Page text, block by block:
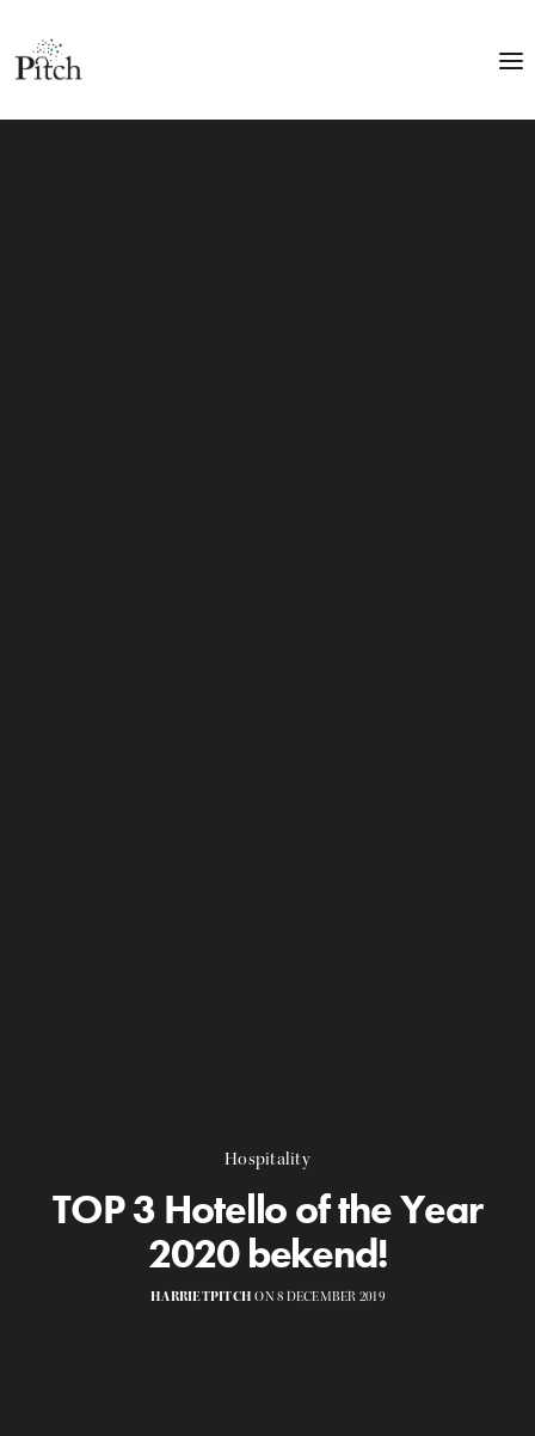
Hospitality
TOP 3 Hotello of the Year
2020 bekend!
HARRIETPITCH ON 8 DECEMBER 2019